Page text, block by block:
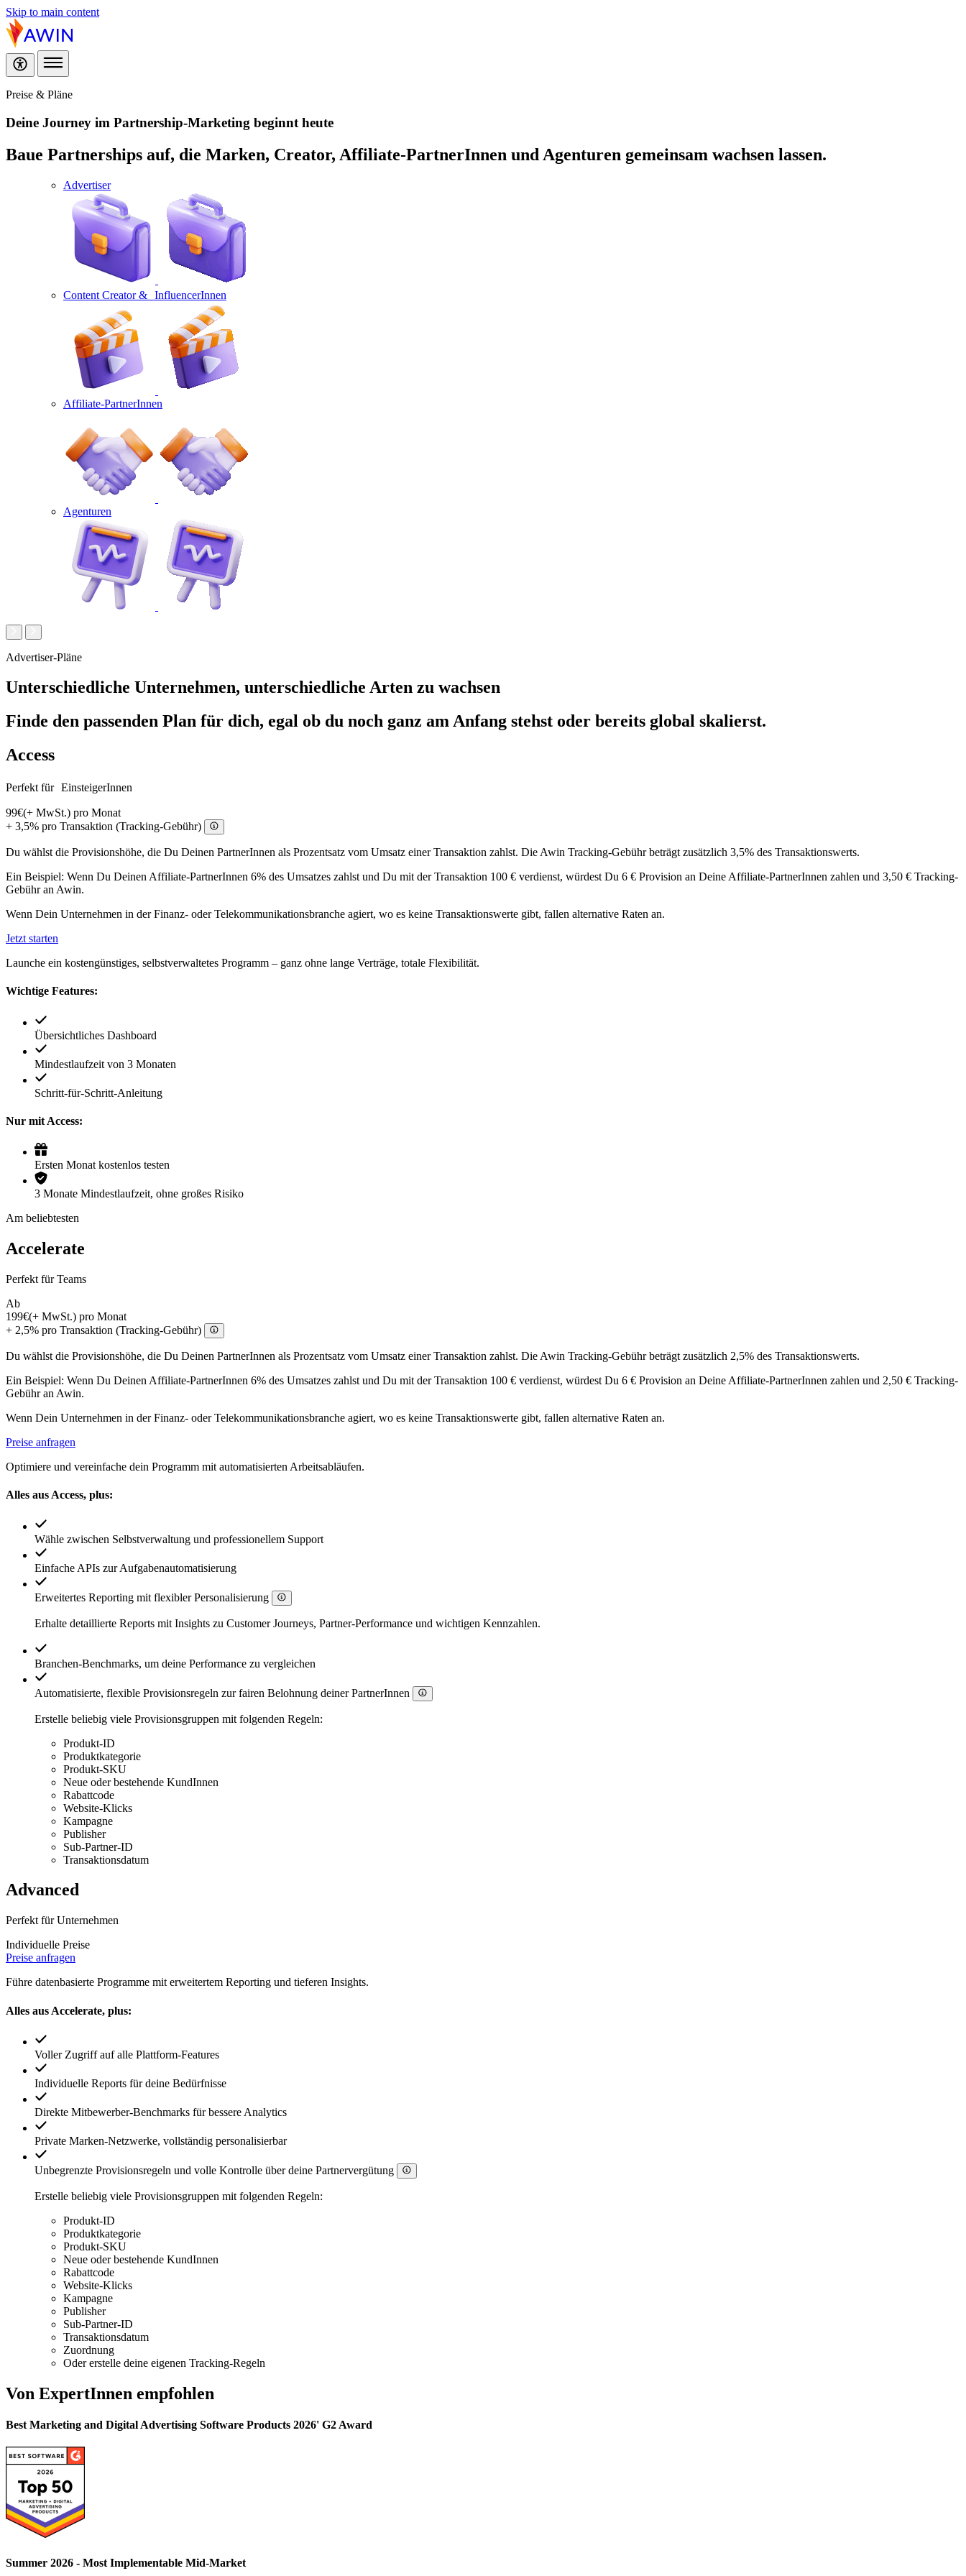
Skip to main content
Preise & Pläne
Deine Journey im Partnership-Marketing beginnt heute
Baue Partnerships auf, die Marken, Creator, Affiliate-PartnerInnen und Agenturen gemeinsam wachsen lassen.
Advertiser
Content Creator & InfluencerInnen
Affiliate-PartnerInnen
Agenturen
Advertiser-Pläne
Unterschiedliche Unternehmen, unterschiedliche Arten zu wachsen
Finde den passenden Plan für dich, egal ob du noch ganz am Anfang stehst oder bereits global skalierst.
Access
Perfekt für EinsteigerInnen
99€(+ MwSt.) pro Monat
+ 3,5% pro Transaktion (Tracking-Gebühr)
Du wählst die Provisionshöhe, die Du Deinen PartnerInnen als Prozentsatz vom Umsatz einer Transaktion zahlst. Die Awin Tracking-Gebühr beträgt zusätzlich 3,5% des Transaktionswerts.
Ein Beispiel: Wenn Du Deinen Affiliate-PartnerInnen 6% des Umsatzes zahlst und Du mit der Transaktion 100 € verdienst, würdest Du 6 € Provision an Deine Affiliate-PartnerInnen zahlen und 3,50 € Tracking-
Gebühr an Awin.
Wenn Dein Unternehmen in der Finanz- oder Telekommunikationsbranche agiert, wo es keine Transaktionswerte gibt, fallen alternative Raten an.
Jetzt starten
Launche ein kostengünstiges, selbstverwaltetes Programm – ganz ohne lange Verträge, totale Flexibilität.
Wichtige Features:
Übersichtliches Dashboard
Mindestlaufzeit von 3 Monaten
Schritt-für-Schritt-Anleitung
Nur mit Access:
Ersten Monat kostenlos testen
3 Monate Mindestlaufzeit, ohne großes Risiko
Am beliebtesten
Accelerate
Perfekt für Teams
Ab
199€(+ MwSt.) pro Monat
+ 2,5% pro Transaktion (Tracking-Gebühr)
Du wählst die Provisionshöhe, die Du Deinen PartnerInnen als Prozentsatz vom Umsatz einer Transaktion zahlst. Die Awin Tracking-Gebühr beträgt zusätzlich 2,5% des Transaktionswerts.
Ein Beispiel: Wenn Du Deinen Affiliate-PartnerInnen 6% des Umsatzes zahlst und Du mit der Transaktion 100 € verdienst, würdest Du 6 € Provision an Deine Affiliate-PartnerInnen zahlen und 2,50 € Tracking-
Gebühr an Awin.
Wenn Dein Unternehmen in der Finanz- oder Telekommunikationsbranche agiert, wo es keine Transaktionswerte gibt, fallen alternative Raten an.
Preise anfragen
Optimiere und vereinfache dein Programm mit automatisierten Arbeitsabläufen.
Alles aus Access, plus:
Wähle zwischen Selbstverwaltung und professionellem Support
Einfache APIs zur Aufgabenautomatisierung
Erweitertes Reporting mit flexibler Personalisierung
Erhalte detaillierte Reports mit Insights zu Customer Journeys, Partner-Performance und wichtigen Kennzahlen.
Branchen-Benchmarks, um deine Performance zu vergleichen
Automatisierte, flexible Provisionsregeln zur fairen Belohnung deiner PartnerInnen
Erstelle beliebig viele Provisionsgruppen mit folgenden Regeln:
Produkt-ID
Produktkategorie
Produkt-SKU
Neue oder bestehende KundInnen
Rabattcode
Website-Klicks
Kampagne
Publisher
Sub-Partner-ID
Transaktionsdatum
Advanced
Perfekt für Unternehmen
Individuelle Preise
Preise anfragen
Führe datenbasierte Programme mit erweitertem Reporting und tieferen Insights.
Alles aus Accelerate, plus:
Voller Zugriff auf alle Plattform-Features
Individuelle Reports für deine Bedürfnisse
Direkte Mitbewerber-Benchmarks für bessere Analytics
Private Marken-Netzwerke, vollständig personalisierbar
Unbegrenzte Provisionsregeln und volle Kontrolle über deine Partnervergütung
Erstelle beliebig viele Provisionsgruppen mit folgenden Regeln:
Produkt-ID
Produktkategorie
Produkt-SKU
Neue oder bestehende KundInnen
Rabattcode
Website-Klicks
Kampagne
Publisher
Sub-Partner-ID
Transaktionsdatum
Zuordnung
Oder erstelle deine eigenen Tracking-Regeln
Von ExpertInnen empfohlen
Best Marketing and Digital Advertising Software Products 2026' G2 Award
Summer 2026 - Most Implementable Mid-Market